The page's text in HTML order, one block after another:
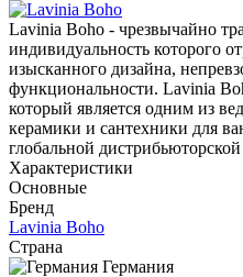
Lavinia Boho - чрезвычайно
индивидуальность которого
изысканного дизайна,
функциональности. Lavinia
который является одним из
керамики и сантехники для
глобальной
Характеристики
Основные
Бренд
Lavinia Boho
Страна
Германия